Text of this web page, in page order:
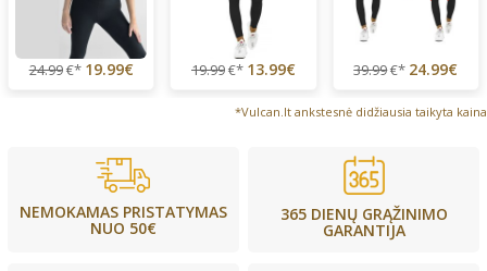
24.99€* 19.99€ 19.99€* 13.99€ 39.99€* 24.99€
*Vulcan.lt ankstesnė didžiausia taikyta kaina
NEMOKAMAS PRISTATYMAS
NUO 50€
365 DIENŲ GRĄŽINIMO
GARANTIJA